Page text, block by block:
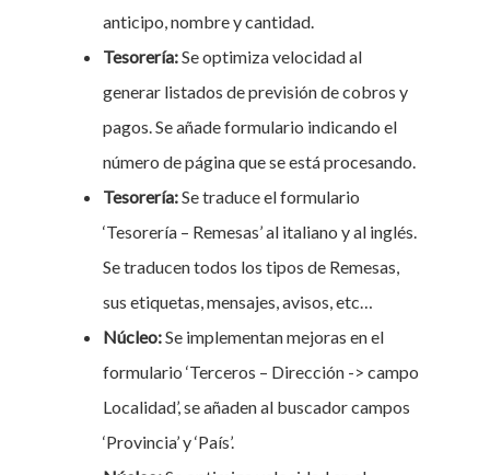
anticipo, nombre y cantidad.
Tesorería:Se optimiza velocidad al
generar listados de previsión de cobros y
pagos. Se añade formulario indicando el
número de página que se está procesando.
Tesorería:Se traduce el formulario
‘Tesorería – Remesas’ al italiano y al inglés.
Se traducen todos los tipos de Remesas,
sus etiquetas, mensajes, avisos, etc…
Núcleo:Se implementan mejoras en el
formulario ‘Terceros – Dirección -> campo
Localidad’, se añaden al buscador campos
‘Provincia’ y ‘País’.